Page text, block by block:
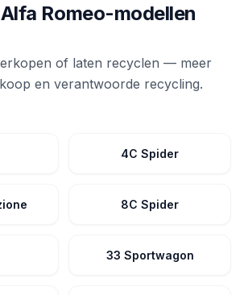
Romeo-modellen
of laten recyclen — meer
en verantwoorde recycling.
4C Spider
8C Spider
33 Sportwagon